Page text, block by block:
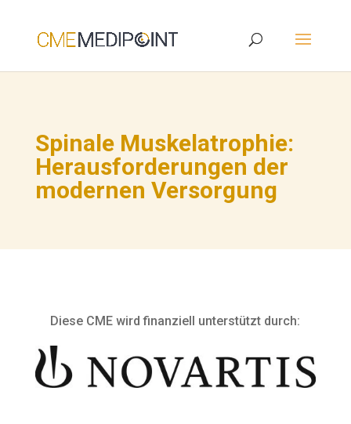
Spinale Muskelatrophie:
Herausforderungen der
modernen Versorgung
Diese CME wird finanziell unterstützt durch: